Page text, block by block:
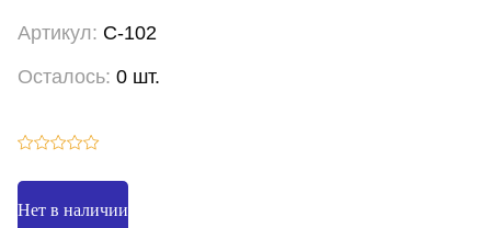
Артикул: С-102
Осталось: 0 шт.
Нет в наличии